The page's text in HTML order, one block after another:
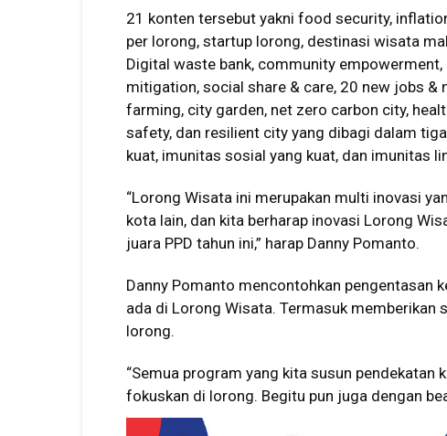
21 konten tersebut yakni food security,
per lorong, startup lorong, destinasi wisata
Digital waste bank, community
mitigation, social share & care, 20 new jobs &
farming, city garden, net zero carbon city,
safety, dan resilient city yang dibagi dalam
kuat, imunitas sosial yang kuat, dan imunitas
“Lorong Wisata ini merupakan multi inovasi
kota lain, dan kita berharap inovasi Lorong
juara PPD tahun ini,” harap Danny Pomanto.
Danny Pomanto mencontohkan pengentasan
ada di Lorong Wisata. Termasuk memberikan
lorong.
“Semua program yang kita susun
fokuskan di lorong. Begitu pun juga dengan